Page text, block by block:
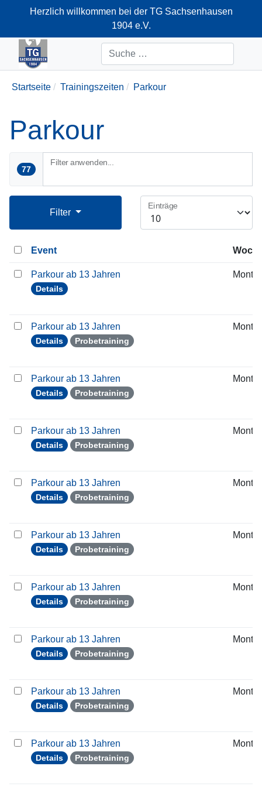
Herzlich willkommen bei der TG Sachsenhausen
1904 e.V.
+49-69-66374712
Suchen
Startseite Trainingszeiten Parkour
Parkour
77
Filter anwenden...
Filter
Einträge
Event
Parkour ab 13 Jahren
Details
Parkour ab 13 Jahren
Details Probetraining
Parkour ab 13 Jahren
Details Probetraining
Parkour ab 13 Jahren
Details Probetraining
Parkour ab 13 Jahren
Details Probetraining
Parkour ab 13 Jahren
Details Probetraining
Parkour ab 13 Jahren
Details Probetraining
Parkour ab 13 Jahren
Details Probetraining
Parkour ab 13 Jahren
Details Probetraining
Parkour ab 13 Jahren
Details Probetraining